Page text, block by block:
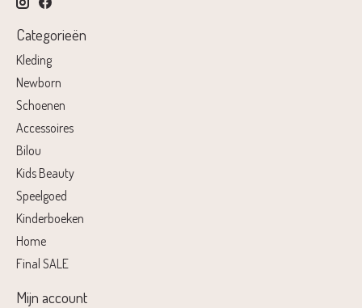
Categorieën
Kleding
Newborn
Schoenen
Accessoires
Bilou
Kids Beauty
Speelgoed
Kinderboeken
Home
Final SALE
Mijn account